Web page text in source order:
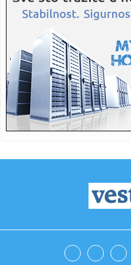
ukla...
20:04:
odmah sa...
20:00:Iran priprema zakon
zabranio pr...
20:00:Počela inspekcijska
u Br...
20:00:Tukovi poslije
o...
Veliki proizvođač
Zelenski presekao: